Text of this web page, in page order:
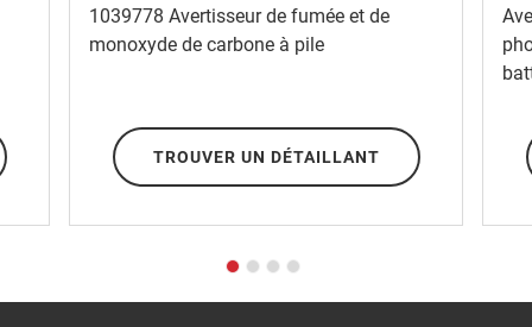
1039778 Avertisseur de fumée et de
monoxyde de carbone à pile
TROUVER UN DÉTAILLANT